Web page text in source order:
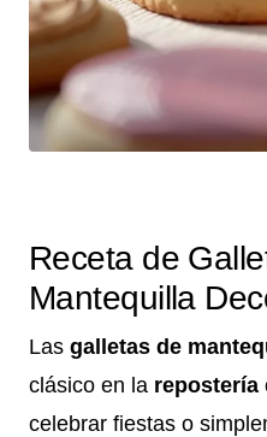
Receta de
Mantequilla
Las galletas de
clásico en la repostería
celebrar fiestas o